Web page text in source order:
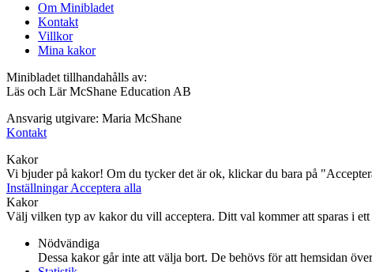
Om Minibladet
Kontakt
Villkor
Mina kakor
Minibladet tillhandahålls av:
Läs och Lär McShane Education AB
Ansvarig utgivare: Maria McShane
Kontakt
Kakor
Vi bjuder på kakor! Om du tycker det är ok, klickar du bara på
InställningarAcceptera alla
Kakor
Välj vilken typ av kakor du vill acceptera. Ditt val kommer att sparas i ett
Nödvändiga
Dessa kakor går inte att välja bort. De behövs för att hemsidan